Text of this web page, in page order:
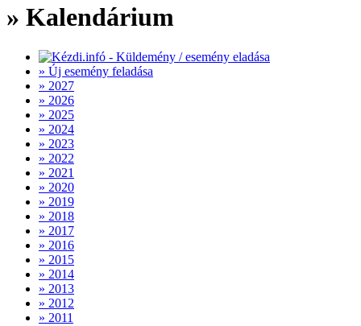
» Kalendárium
» Új esemény feladása
» 2027
» 2026
» 2025
» 2024
» 2023
» 2022
» 2021
» 2020
» 2019
» 2018
» 2017
» 2016
» 2015
» 2014
» 2013
» 2012
» 2011